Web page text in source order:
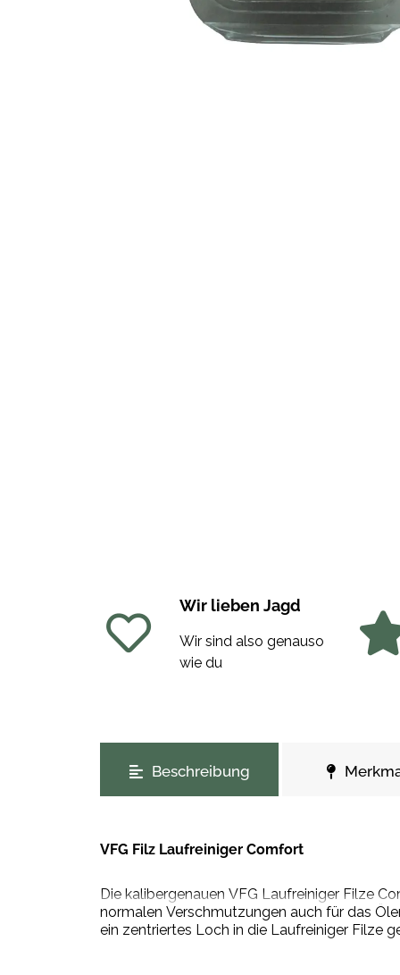
Wir lieben Jagd
Wir sind also genauso
wie du
Beschreibung
VFG Filz Laufreiniger Comfort
Die kalibergenauen VFG Laufreiniger Filze
normalen Verschmutzungen auch für das
ein zentriertes Loch in die Laufreiniger Filze